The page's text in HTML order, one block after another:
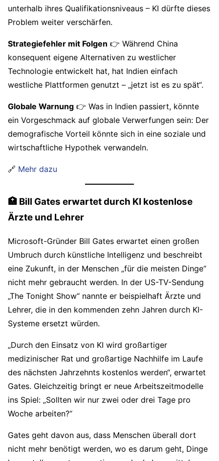
unterhalb ihres Qualifikationsniveaus – KI dürfte dieses
Problem weiter verschärfen.
Strategiefehler mit Folgen 👉 Während China
konsequent eigene Alternativen zu westlicher
Technologie entwickelt hat, hat Indien einfach
westliche Plattformen genutzt – „jetzt ist es zu spät“.
Globale Warnung 👉 Was in Indien passiert, könnte
ein Vorgeschmack auf globale Verwerfungen sein: Der
demografische Vorteil könnte sich in eine soziale und
wirtschaftliche Hypothek verwandeln.
🔗 Mehr dazu
🏥 Bill Gates erwartet durch KI kostenlose
Ärzte und Lehrer
Microsoft-Gründer Bill Gates erwartet einen großen
Umbruch durch künstliche Intelligenz und beschreibt
eine Zukunft, in der Menschen „für die meisten Dinge“
nicht mehr gebraucht werden. In der US-TV-Sendung
„The Tonight Show“ nannte er beispielhaft Ärzte und
Lehrer, die in den kommenden zehn Jahren durch KI-
Systeme ersetzt würden.
„Durch den Einsatz von KI wird großartiger
medizinischer Rat und großartige Nachhilfe im Laufe
des nächsten Jahrzehnts kostenlos werden“, erwartet
Gates. Gleichzeitig bringt er neue Arbeitszeitmodelle
ins Spiel: „Sollten wir nur zwei oder drei Tage pro
Woche arbeiten?“
Gates geht davon aus, dass Menschen überall dort
nicht mehr benötigt werden, wo es darum geht, Dinge